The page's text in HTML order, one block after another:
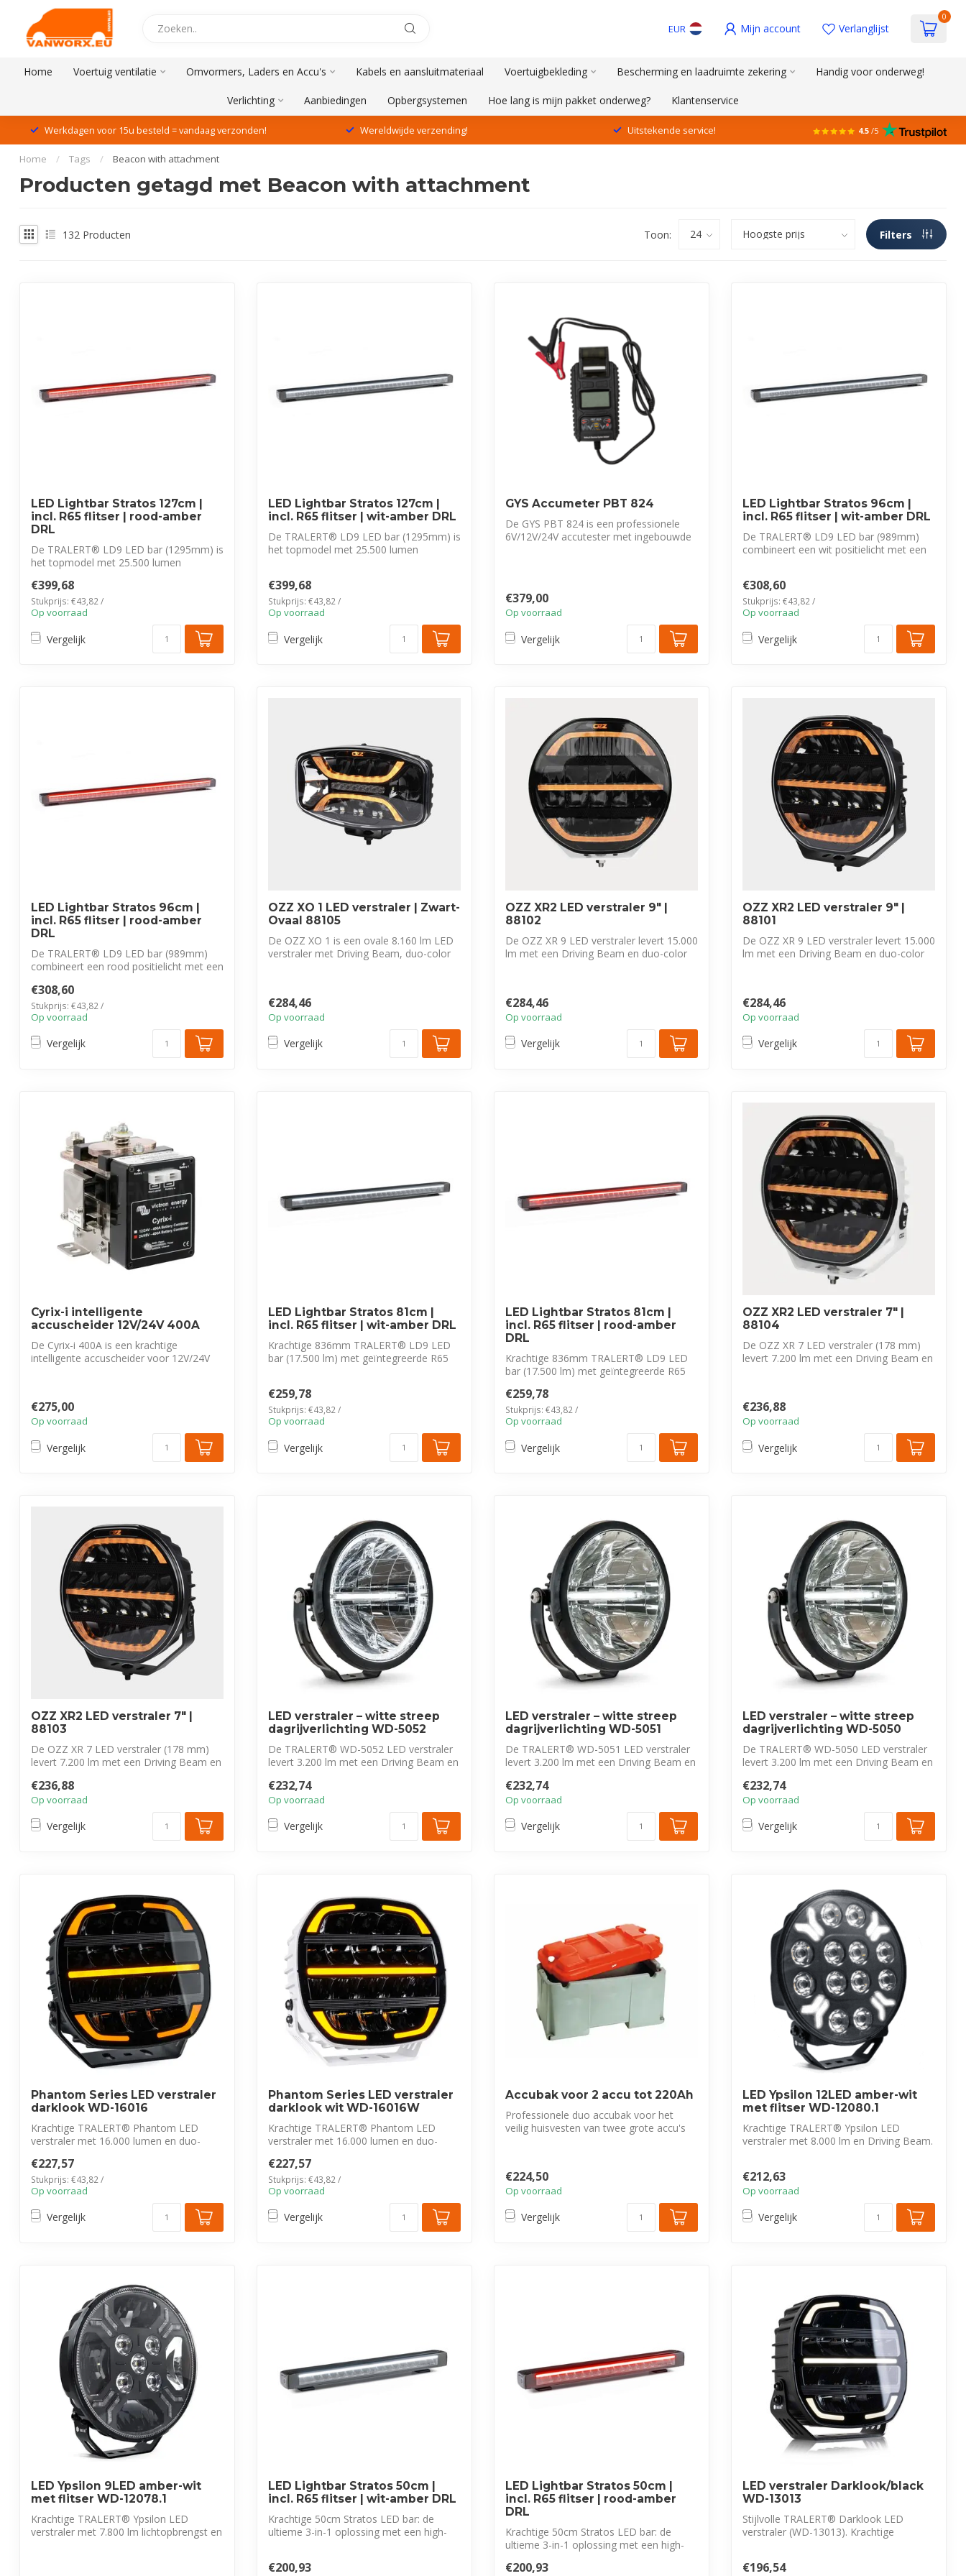
EUR Mijn account Verlanglijst
0
Home Voertuig ventilatie Omvormers, Laders en Accu's Kabels en aansluitmateriaal Voertuigbekleding Bescherming en laadruimte zekering Handig voor onderweg!
Verlichting Aanbiedingen Opbergsystemen Hoe lang is mijn pakket onderweg? Klantenservice
Werkdagen voor 15u besteld = vandaag verzonden! Wereldwijde verzending! Uitstekende service! 4.5 /5
Home / Tags / Beacon with attachment
Producten getagd met Beacon with attachment
132 Producten Toon: Filters
LED Lightbar Stratos 127cm |
incl. R65 flitser | rood-amber
DRL
De TRALERT® LD9 LED bar (1295mm) is
het topmodel met 25.500 lumen
€399,68
Stukprijs: €43,82 /
Op voorraad
Vergelijk
LED Lightbar Stratos 127cm |
incl. R65 flitser | wit-amber DRL
De TRALERT® LD9 LED bar (1295mm) is
het topmodel met 25.500 lumen
€399,68
Stukprijs: €43,82 /
Op voorraad
Vergelijk
GYS Accumeter PBT 824
De GYS PBT 824 is een professionele
6V/12V/24V accutester met ingebouwde
€379,00
Op voorraad
Vergelijk
LED Lightbar Stratos 96cm |
incl. R65 flitser | wit-amber DRL
De TRALERT® LD9 LED bar (989mm)
combineert een wit positielicht met een
€308,60
Stukprijs: €43,82 /
Op voorraad
Vergelijk
LED Lightbar Stratos 96cm |
incl. R65 flitser | rood-amber
DRL
De TRALERT® LD9 LED bar (989mm)
combineert een rood positielicht met een
€308,60
Stukprijs: €43,82 /
Op voorraad
Vergelijk
OZZ XO 1 LED verstraler | Zwart-
Ovaal 88105
De OZZ XO 1 is een ovale 8.160 lm LED
verstraler met Driving Beam, duo-color
€284,46
Op voorraad
Vergelijk
OZZ XR2 LED verstraler 9″ |
88102
De OZZ XR 9 LED verstraler levert 15.000
lm met een Driving Beam en duo-color
€284,46
Op voorraad
Vergelijk
OZZ XR2 LED verstraler 9″ |
88101
De OZZ XR 9 LED verstraler levert 15.000
lm met een Driving Beam en duo-color
€284,46
Op voorraad
Vergelijk
Cyrix-i intelligente
accuscheider 12V/24V 400A
De Cyrix-i 400A is een krachtige
intelligente accuscheider voor 12V/24V
€275,00
Op voorraad
Vergelijk
LED Lightbar Stratos 81cm |
incl. R65 flitser | wit-amber DRL
Krachtige 836mm TRALERT® LD9 LED
bar (17.500 lm) met geïntegreerde R65
€259,78
Stukprijs: €43,82 /
Op voorraad
Vergelijk
LED Lightbar Stratos 81cm |
incl. R65 flitser | rood-amber
DRL
Krachtige 836mm TRALERT® LD9 LED
bar (17.500 lm) met geïntegreerde R65
€259,78
Stukprijs: €43,82 /
Op voorraad
Vergelijk
OZZ XR2 LED verstraler 7″ |
88104
De OZZ XR 7 LED verstraler (178 mm)
levert 7.200 lm met een Driving Beam en
€236,88
Op voorraad
Vergelijk
OZZ XR2 LED verstraler 7″ |
88103
De OZZ XR 7 LED verstraler (178 mm)
levert 7.200 lm met een Driving Beam en
€236,88
Op voorraad
Vergelijk
LED verstraler – witte streep
dagrijverlichting WD-5052
De TRALERT® WD-5052 LED verstraler
levert 3.200 lm met een Driving Beam en
€232,74
Op voorraad
Vergelijk
LED verstraler – witte streep
dagrijverlichting WD-5051
De TRALERT® WD-5051 LED verstraler
levert 3.200 lm met een Driving Beam en
€232,74
Op voorraad
Vergelijk
LED verstraler – witte streep
dagrijverlichting WD-5050
De TRALERT® WD-5050 LED verstraler
levert 3.200 lm met een Driving Beam en
€232,74
Op voorraad
Vergelijk
Phantom Series LED verstraler
darklook WD-16016
Krachtige TRALERT® Phantom LED
verstraler met 16.000 lumen en duo-
€227,57
Stukprijs: €43,82 /
Op voorraad
Vergelijk
Phantom Series LED verstraler
darklook wit WD-16016W
Krachtige TRALERT® Phantom LED
verstraler met 16.000 lumen en duo-
€227,57
Stukprijs: €43,82 /
Op voorraad
Vergelijk
Accubak voor 2 accu tot 220Ah
Professionele duo accubak voor het
veilig huisvesten van twee grote accu's
€224,50
Op voorraad
Vergelijk
LED Ypsilon 12LED amber-wit
met flitser WD-12080.1
Krachtige TRALERT® Ypsilon LED
verstraler met 8.000 lm en Driving Beam.
€212,63
Op voorraad
Vergelijk
LED Ypsilon 9LED amber-wit
met flitser WD-12078.1
Krachtige TRALERT® Ypsilon LED
verstraler met 7.800 lm lichtopbrengst en
LED Lightbar Stratos 50cm |
incl. R65 flitser | wit-amber DRL
Krachtige 50cm Stratos LED bar: de
ultieme 3-in-1 oplossing met een high-
€200,93
LED Lightbar Stratos 50cm |
incl. R65 flitser | rood-amber
DRL
Krachtige 50cm Stratos LED bar: de
ultieme 3-in-1 oplossing met een high-
€200,93
LED verstraler Darklook/black
WD-13013
Stijlvolle TRALERT® Darklook LED
verstraler (WD-13013). Krachtige
€196,54